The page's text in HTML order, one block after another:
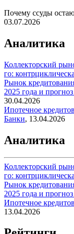
Почему ссуды
03.07.2026
Аналитика
Коллекторский
го:
Рынок
2025 года и
30.04.2026
Ипотечное
Банки, 13.04.2026
Аналитика
Коллекторский
го:
Рынок
2025 года и
Ипотечное
13.04.2026